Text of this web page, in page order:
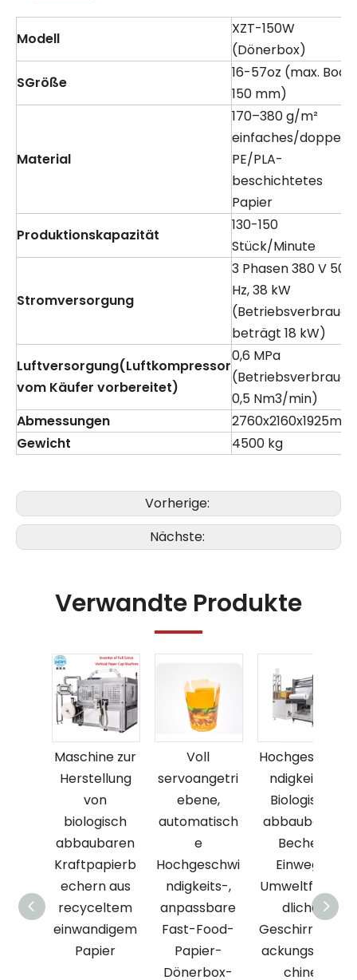
Modell
XZT-150W
(Dönerbox)
SGröße
16-57oz (max.
150 mm)
Material
170–380 g/m²
einfaches/
PE/PLA-
beschichtetes
Papier
Produktionskapazität
130-150
Stück/Minute
Stromversorgung
3 Phasen 380 V 50
Hz, 38 kW
(Betriebsverbrauch
beträgt 18 kW)
Luftversorgung(Luftkompressor
vom Käufer vorbereitet)
0,6 MPa
(Betriebsverbrauch
0,5 Nm3/min)
Abmessungen
2760x2160x1925mm
Gewicht
4500 kg
Vorherige:
Nächste:
Verwandte Produkte
Maschine zur
Herstellung
von
biologisch
abbaubaren
Kraftpapierb
echern aus
recyceltem
einwandigem
Papier
Voll
servoangetri
ebene,
automatisch
e
Hochgeschwi
ndigkeits-,
anpassbare
Fast-Food-
Papier-
Dönerbox-
Hochgeschwi
ndigkeits-
Biologisch
abbaubarer
Becher
Einweg-
Umweltfreun
dliche
Geschirrverp
ackungsmas
chine